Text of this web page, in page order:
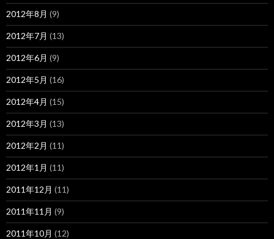
2012年8月 (9)
2012年7月 (13)
2012年6月 (9)
2012年5月 (16)
2012年4月 (15)
2012年3月 (13)
2012年2月 (11)
2012年1月 (11)
2011年12月 (11)
2011年11月 (9)
2011年10月 (12)